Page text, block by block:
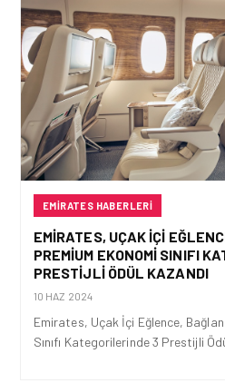
EMIRATES HABERLERI
EMIRATES, UÇAK İÇI
PREMIUM EKONOMI SINIFI
PRESTIJLI ÖDÜL KAZANDI
10 HAZ 2024
Emirates, Uçak İçi Eğlence,
Sınıfı Kategorilerinde 3 Prestijli